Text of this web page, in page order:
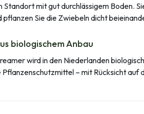
Standort mit gut durchlässigem Boden.
pflanzen Sie die Zwiebeln dicht
biologischem Anbau
wird in den Niederlanden
– mit Rücksicht auf